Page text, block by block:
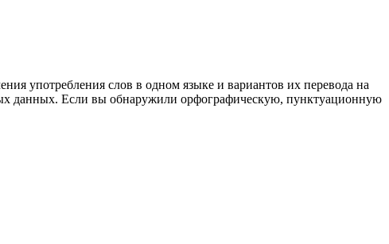
употребления слов в одном языке и вариантов их перевода на
данных. Если вы обнаружили орфографическую, пунктуационную